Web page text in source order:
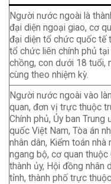
Người nước ngoài là
đại diện ngoại giao, cơ
đại diện tổ chức quốc tế
tổ chức liên chính phủ
chồng, con dưới 18 tuổi,
cùng theo nhiệm kỳ.
Người nước ngoài vào
quan, đơn vị trực thuộc
Chính phủ, Ủy ban
quốc Việt Nam, Tòa án
nhân dân, Kiểm toán
ngang bộ, cơ quan thuộc
thành ủy, Hội đồng nhân
tỉnh, thành phố trực